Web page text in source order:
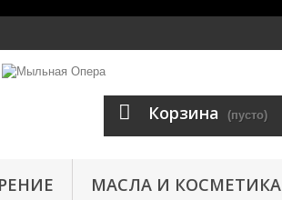
Корзина (пусто)
МАСЛА И КОСМЕТИКА